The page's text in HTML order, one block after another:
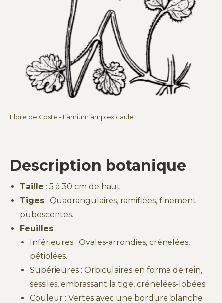
Flore de Coste - Lamium amplexicaule
Description botanique
Taille : 5 à 30 cm de haut.
Tiges : Quadrangulaires, ramifiées, finement
pubescentes.
Feuilles :
Inférieures : Ovales-arrondies, crénelées,
pétiolées.
Supérieures : Orbiculaires en forme de rein,
sessiles, embrassant la tige, crénelées-lobées.
Couleur : Vertes avec une bordure blanche